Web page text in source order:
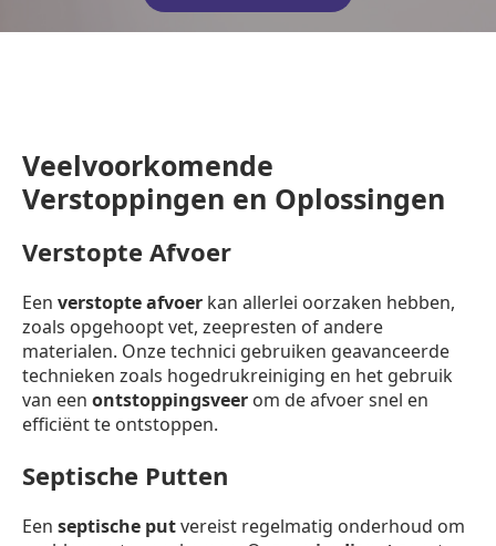
Veelvoorkomende
Verstoppingen en Oplossingen
Verstopte Afvoer
Een verstopte afvoer kan allerlei oorzaken hebben,
zoals opgehoopt vet, zeepresten of andere
materialen. Onze technici gebruiken geavanceerde
technieken zoals hogedrukreiniging en het gebruik
van een ontstoppingsveer om de afvoer snel en
efficiënt te ontstoppen.
Septische Putten
Een septische putvereist regelmatig onderhoud om